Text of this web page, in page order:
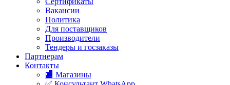
Вакансии
Политика
Для поставщиков
Производители
Тендеры и госзаказы
Партнерам
Контакты
🏬 Магазины